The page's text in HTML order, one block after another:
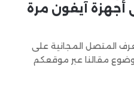
أجهزة آيفون مرة
المتصل المجانية على
مقالنا عبر موقعكم